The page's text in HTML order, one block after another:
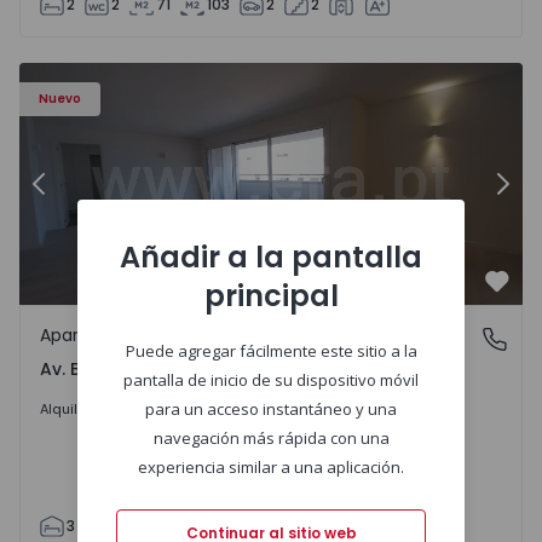
2 2 71 103 2 2
Nuevo
Apartamento T3 Porto, Av. Boavista - 1575472 - 5
Anterior
Av. Boavista, Porto
Apartamento
Av. Boavista, Porto
Alquilar 2.300 €/mes
3 142 2 4
Añadir a la pantalla
principal
Puede agregar fácilmente este sitio a la
pantalla de inicio de su dispositivo móvil
para un acceso instantáneo y una
navegación más rápida con una
experiencia similar a una aplicación.
Continuar al sitio web